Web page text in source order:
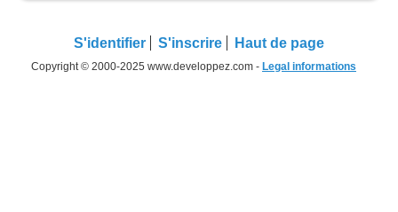
S'identifier S'inscrire Haut de page
Copyright © 2000-2025 www.developpez.com - Legal informations